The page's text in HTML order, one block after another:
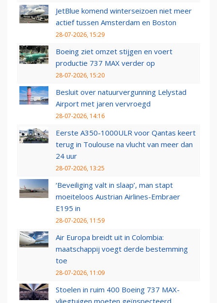
JetBlue komend winterseizoen niet meer
actief tussen Amsterdam en Boston
28-07-2026, 15:29
Boeing ziet omzet stijgen en voert
productie 737 MAX verder op
28-07-2026, 15:20
Besluit over natuurvergunning Lelystad
Airport met jaren vervroegd
28-07-2026, 14:16
Eerste A350-1000ULR voor Qantas keert
terug in Toulouse na vlucht van meer dan
24 uur
28-07-2026, 13:25
‘Beveiliging valt in slaap’, man stapt
moeiteloos Austrian Airlines-Embraer
E195 in
28-07-2026, 11:59
Air Europa breidt uit in Colombia:
maatschappij voegt derde bestemming
toe
28-07-2026, 11:09
Stoelen in ruim 400 Boeing 737 MAX-